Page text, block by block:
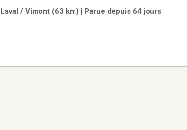
Laval / Vimont (63 km) | Parue depuis 64 jours